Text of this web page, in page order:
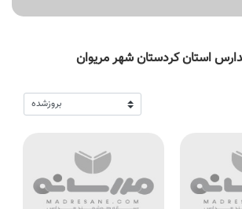
استان کردستان شهر مریوان